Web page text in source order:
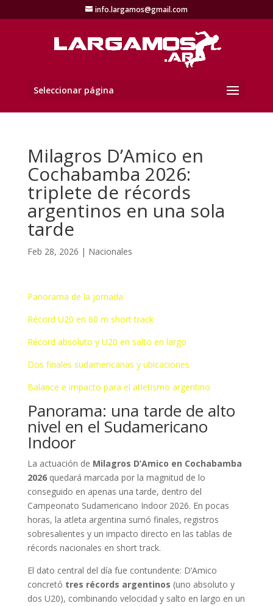
info.largamos@gmail.com
Seleccionar página
Milagros D’Amico en
Cochabamba 2026:
triplete de récords
argentinos en una sola
tarde
Feb 28, 2026 | Nacionales
Panorama de la jornada
Récord U20 en 60 m short track
Récord absoluto y U20 en salto en largo
Dos finales sudamericanas y ubicaciones
Balance e impacto para el atletismo argentino
Panorama: una tarde de alto
nivel en el Sudamericano
Indoor
La actuación de Milagros D’Amico en Cochabamba
2026quedará marcada por la magnitud de lo
conseguido en apenas una tarde, dentro del
Campeonato Sudamericano Indoor 2026. En pocas
horas, la atleta argentina sumó finales, registros
sobresalientes y un impacto directo en las tablas de
récords nacionales en short track.
El dato central del día fue contundente: D’Amico
concretó tres récords argentinos (uno absoluto y
dos U20), combinando velocidad y salto en largo en un